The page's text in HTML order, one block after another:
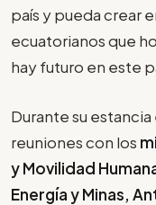
país y pueda crear
ecuatorianos que
hay futuro en este
Durante su estancia
reuniones con los
y Movilidad
Energía y Minas,